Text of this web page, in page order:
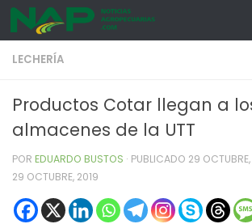
Skip to content
LECHERÍA
Productos Cotar llegan a
almacenes de la UTT
POR EDUARDO BUSTOS · PUBLICADO 29
29 OCTUBRE, 2019